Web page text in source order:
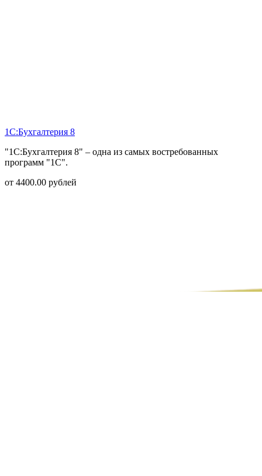
1С:Бухгалтерия 8
"1С:Бухгалтерия 8" – одна из самых востребованных
программ "1С".
от 4400.00 рублей